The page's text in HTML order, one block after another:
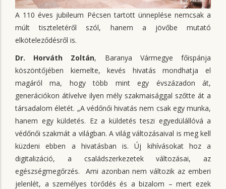
A 110 éves jubileum Pécsen tartott ünneplése nemcsak a
múlt tiszteletéről szól, hanem a jövőbe mutató
elköteleződésről is.
Dr. Horváth Zoltán, Baranya Vármegye főispánja
köszöntőjében kiemelte, kevés hivatás mondhatja el
magáról ma, hogy több mint egy évszázadon át,
generációkon átívelve ilyen mély szakmaisággal szőtte át a
társadalom életét. „A védőnői hivatás nem csak egy munka,
hanem egy küldetés. Ez a küldetés teszi egyedülállóvá a
védőnői szakmát a világban. A világ változásaival is meg kell
küzdeni ebben a hivatásban is. Új kihívásokat hoz a
digitalizáció, a családszerkezetek változásai, az
egészségmegőrzés. Ami azonban nem változik az emberi
jelenlét, a személyes törődés és a bizalom – mert ezek